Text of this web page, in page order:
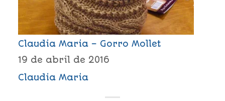
Claudia Maria – Gorro Mollet
19 de abril de 2016
Claudia Maria